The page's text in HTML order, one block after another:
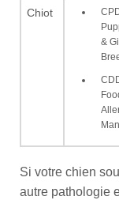
Chiot
&
Si votre chien
autre pathologie